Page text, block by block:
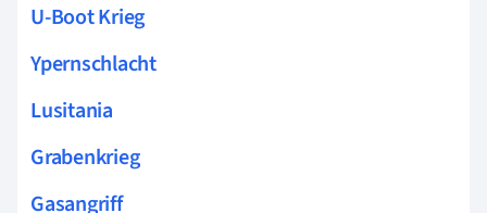
U-Boot Krieg
Ypernschlacht
Lusitania
Grabenkrieg
Gasangriff